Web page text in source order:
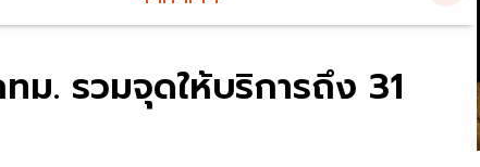
. รวมจุดให้บริการถึง 31